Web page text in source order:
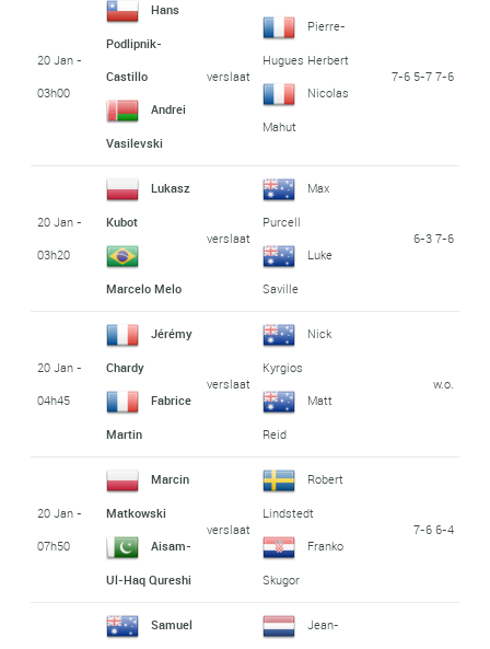
20 Jan -
03h00
Hans
Podlipnik-
Castillo
Andrei
Vasilevski
verslaat
Pierre-
Hugues Herbert
Nicolas
Mahut
7-6 5-7 7-6
20 Jan -
03h20
Lukasz
Kubot
Marcelo Melo
verslaat
Max
Purcell
Luke
Saville
6-3 7-6
20 Jan -
04h45
Jérémy
Chardy
Fabrice
Martin
verslaat
Nick
Kyrgios
Matt
Reid
w.o.
20 Jan -
07h50
Marcin
Matkowski
Aisam-
Ul-Haq Qureshi
verslaat
Robert
Lindstedt
Franko
Skugor
7-6 6-4
Samuel Jean-